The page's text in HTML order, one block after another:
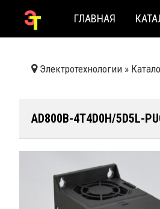
ГЛАВНАЯ
Электротехнологии »
AD800B-4T4D0H/5D5L-